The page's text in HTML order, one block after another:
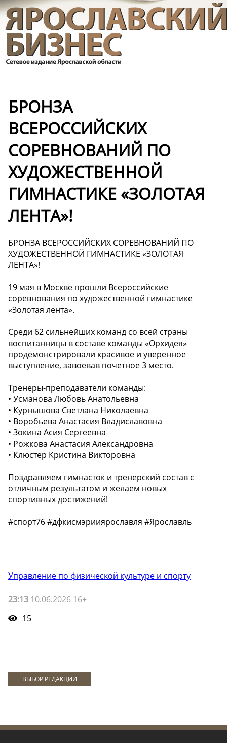
БРОНЗА
ВСЕРОССИЙСКИХ
СОРЕВНОВАНИЙ ПО
ХУДОЖЕСТВЕННОЙ
ГИМНАСТИКЕ «ЗОЛОТАЯ
ЛЕНТА»!
БРОНЗА ВСЕРОССИЙСКИХ СОРЕВНОВАНИЙ ПО
ХУДОЖЕСТВЕННОЙ ГИМНАСТИКЕ «ЗОЛОТАЯ
ЛЕНТА»!
19 мая в Москве прошли Всероссийские
соревнования по художественной гимнастике
«Золотая лента».
Среди 62 сильнейших команд со всей страны
воспитанницы в составе команды «Орхидея»
продемонстрировали красивое и уверенное
выступление, завоевав почетное 3 место.
Тренеры-преподаватели команды:
• Усманова Любовь Анатольевна
• Курнышова Светлана Николаевна
• Воробьева Анастасия Владиславовна
• Зокина Асия Сергеевна
• Рожкова Анастасия Александровна
• Клюстер Кристина Викторовна
Поздравляем гимнасток и тренерский состав с
отличным результатом и желаем новых
спортивных достижений!
#спорт76 #дфкисмэрииярославля #Ярославль
Управление по физической культуре и спорту
23:13 10.06.2026 16+
15
ВЫБОР РЕДАКЦИИ